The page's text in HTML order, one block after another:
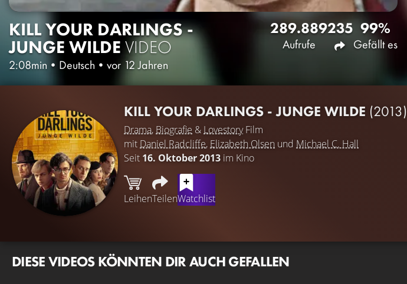
KILL YOUR DARLINGS -
JUNGE WILDE VIDEO
2:08min • Deutsch • vor 12 Jahren
289.889
Aufrufe
235 99%
Gefällt es
KILL YOUR DARLINGS - JUNGE WILDE (2013)
Drama, Biografie & LovestoryFilm
mit Daniel Radcliffe, Elizabeth Olsen und Michael C. Hall
Seit 16. Oktober 2013 im Kino
LeihenTeilenWatchlist
DIESE VIDEOS KÖNNTEN DIR AUCH GEFALLEN